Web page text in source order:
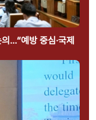
…“예방 중심·국제